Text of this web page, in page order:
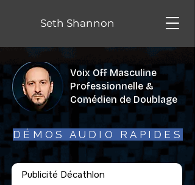
Seth Shannon
Voix Off Masculine
Professionnelle &
Comédien de Doublage
DÉMOS AUDIO RAPIDES
Publicité Décathlon